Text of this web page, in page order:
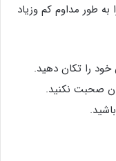
طور مداوم کم وزیاد
خود را تکان دهید.
صحبت نکنید.